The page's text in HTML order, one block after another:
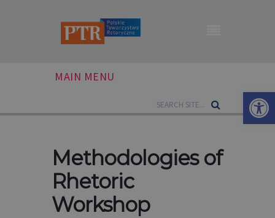
MAIN MENU
Methodologies of
Rhetoric
Workshop